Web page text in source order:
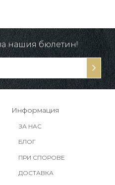
нашия бюлетин!
Информация
ЗА НАС
БЛОГ
ПРИ СПОРОВЕ
ДОСТАВКА